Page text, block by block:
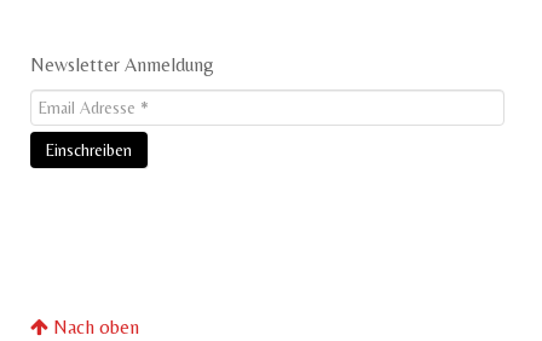
Newsletter Anmeldung
Nach oben